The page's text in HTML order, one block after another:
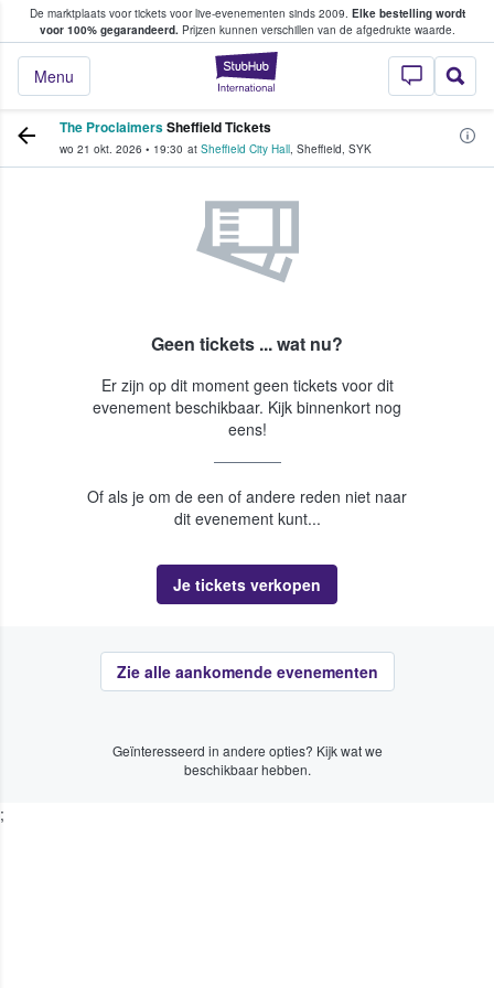
De marktplaats voor tickets voor live-evenementen sinds 2009. Elke bestelling wordt
voor 100% gegarandeerd.Prijzen kunnen verschillen van de afgedrukte waarde.
StubHub: waar
Menu
tickets kopen en verkopen
The ProclaimersSheffield Tickets
wo 21 okt. 2026 • 19:30 at Sheffield City Hall, Sheffield, SYK
Geen tickets ... wat nu?
Er zijn op dit moment geen tickets voor dit
evenement beschikbaar. Kijk binnenkort nog
eens!
Of als je om de een of andere reden niet naar
dit evenement kunt...
Je tickets verkopen
Zie alle aankomende evenementen
Geïnteresseerd in andere opties? Kijk wat we
beschikbaar hebben.
;